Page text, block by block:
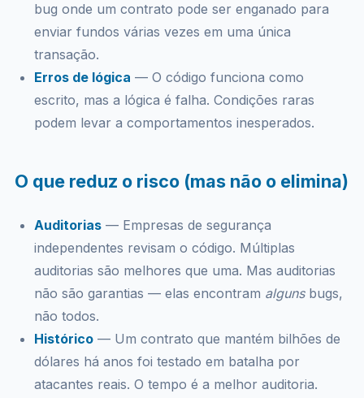
bug onde um contrato pode ser enganado para
enviar fundos várias vezes em uma única
transação.
Erros de lógica — O código funciona como
escrito, mas a lógica é falha. Condições raras
podem levar a comportamentos inesperados.
O que reduz o risco (mas não o elimina)
Auditorias— Empresas de segurança
independentes revisam o código. Múltiplas
auditorias são melhores que uma. Mas auditorias
não são garantias — elas encontram algunsbugs,
não todos.
Histórico— Um contrato que mantém bilhões de
dólares há anos foi testado em batalha por
atacantes reais. O tempo é a melhor auditoria.